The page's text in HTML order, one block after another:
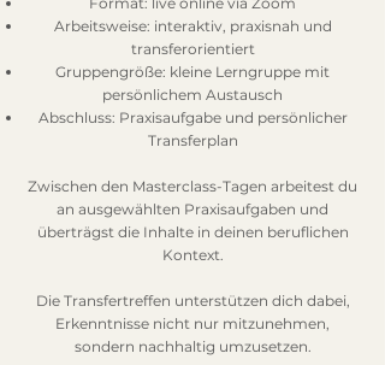
Arbeitsweise: interaktiv, praxisnah und
transferorientiert
Gruppengröße: kleine Lerngruppe mit
persönlichem Austausch
Abschluss: Praxisaufgabe und persönlicher
Transferplan
Zwischen den Masterclass-Tagen arbeitest du
an ausgewählten Praxisaufgaben und
überträgst die Inhalte in deinen beruflichen
Kontext.
Die Transfertreffen unterstützen dich dabei,
Erkenntnisse nicht nur mitzunehmen,
sondern nachhaltig umzusetzen.